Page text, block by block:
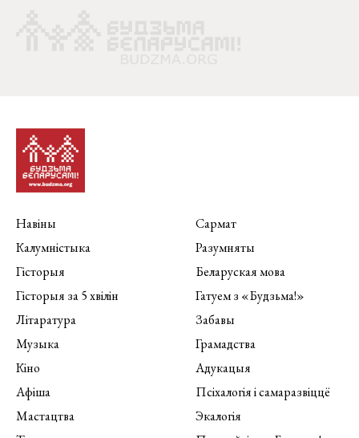
Навіны
Калумністыка
Гісторыя
Гісторыя за 5 хвілін
Літаратура
Музыка
Кіно
Афіша
Мастацтва
Сармат
Разумняты
Беларуская мова
Гатуем з «Будзьма!»
Забавы
Грамадства
Адукацыя
Псіхалогія і самаразвіццё
Экалогія